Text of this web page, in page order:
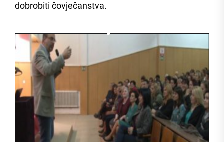
dobrobiti čovječanstva.